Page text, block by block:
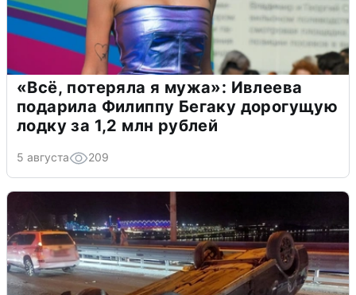
«Всё, потеряла я мужа»: Ивлеева
подарила Филиппу Бегаку дорогущую
лодку за 1,2 млн рублей
5 августа 209